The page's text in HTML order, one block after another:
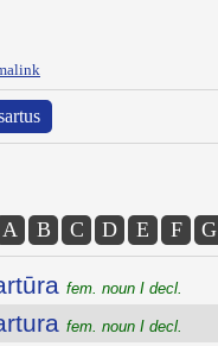
A B C D E F G
fem. noun I decl.
fem. noun I decl.